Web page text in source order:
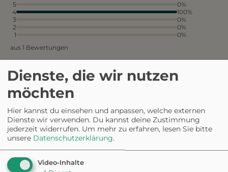
5
0%
4
100%
3
0%
2
0%
1
0%
aus 1 Bewertungen
Die Hundewiese ist groß und
bietet viel Platz für die Vierbeiner
zum Toben und Spielen.
Dienste, die wir nutzen
möchten
Hier kannst du einsehen und anpassen, welche externen
Dienste wir verwenden. Du kannst deine Zustimmung
jederzeit widerrufen. Um mehr zu erfahren, lesen Sie bitte
unsere Datenschutzerklärung.
Video-Inhalte